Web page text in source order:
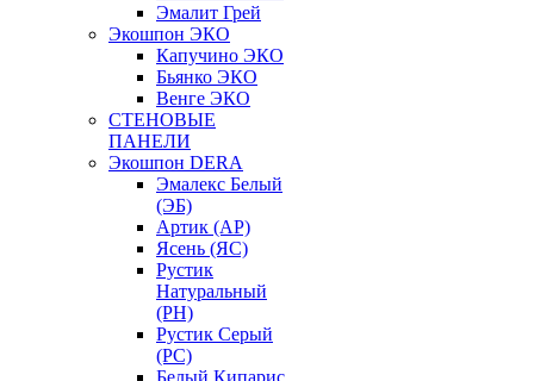
Эмалит Грей
Экошпон ЭКО
Капучино ЭКО
Бьянко ЭКО
Венге ЭКО
СТЕНОВЫЕ
ПАНЕЛИ
Экошпон DERA
Эмалекс Белый
(ЭБ)
Артик (АР)
Ясень (ЯС)
Рустик
Натуральный
(РН)
Рустик Серый
(РС)
Белый Кипарис